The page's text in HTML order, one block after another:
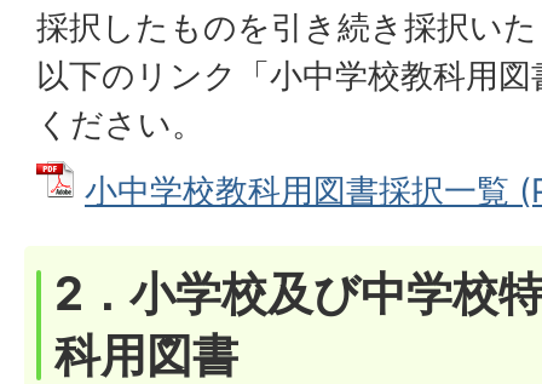
採択したものを引き続き採択い
以下のリンク「小中学校教科用
ください。
小中学校教科用図書採択一覧
2．小学校及び中学校
科用図書